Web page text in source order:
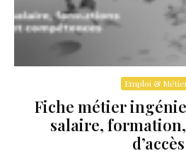
Emploi &
Fiche métier
salaire,
d’accès